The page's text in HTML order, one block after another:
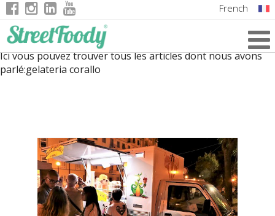
French
English
Ici vous pouvez trouver tous les articles dont nous avons
parlé:gelateria corallo